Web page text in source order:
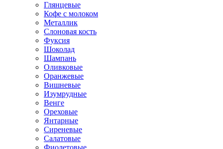
Глянцевые
Кофе с молоком
Металлик
Слоновая кость
Фуксия
Шоколад
Шампань
Оливковые
Оранжевые
Вишневые
Изумрудные
Венге
Ореховые
Янтарные
Сиреневые
Салатовые
Фиолетовые